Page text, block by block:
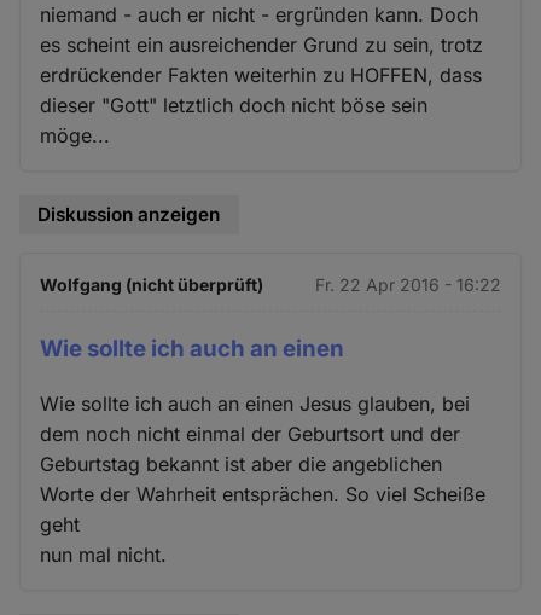
niemand - auch er nicht - ergründen kann. Doch
es scheint ein ausreichender Grund zu sein, trotz
erdrückender Fakten weiterhin zu HOFFEN, dass
dieser "Gott" letztlich doch nicht böse sein
möge...
Diskussion anzeigen
Wolfgang (nicht überprüft) Fr. 22 Apr 2016 - 16:22
Wie sollte ich auch an einen
Wie sollte ich auch an einen Jesus glauben, bei
dem noch nicht einmal der Geburtsort und der
Geburtstag bekannt ist aber die angeblichen
Worte der Wahrheit entsprächen. So viel Scheiße
geht
nun mal nicht.